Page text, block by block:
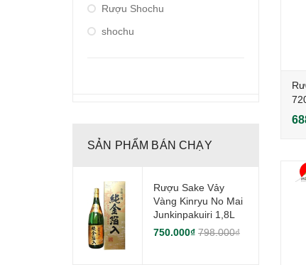
Rượu Shochu
shochu
SẢN PHẨM BÁN CHẠY
Rượu Sake Vảy
Vàng Kinryu No Mai
Junkinpakuiri 1,8L
750.000₫ 798.000₫